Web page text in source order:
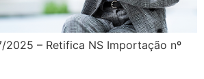
2025 – Retifica NS Importação nº